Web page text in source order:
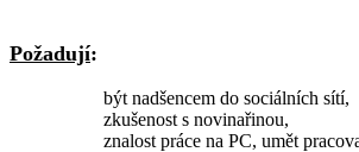
Požadují:
být nadšencem do sociálních sítí,
zkušenost s novinařinou,
znalost práce na PC, umět